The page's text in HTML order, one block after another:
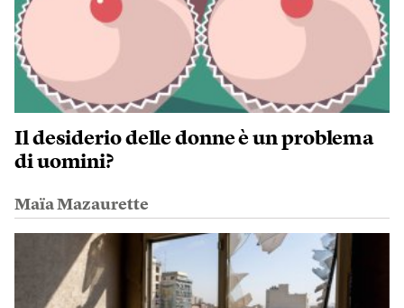
Il desiderio delle donne è un problema
di uomini?
Maïa Mazaurette